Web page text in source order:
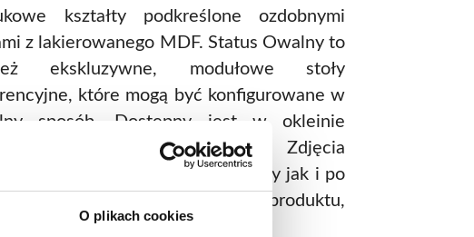
O plikach cookies
kształty podkreślone ozdobnymi
z lakierowanego MDF. Status Owalny to
ekskluzywne, modułowe stoły
które mogą być konfigurowane w
sposób. Dostępny jest w okleinie
oraz w melaminie. Zdjęcia
część oferty, po szczegóły jak i po
gamę prezentowanego produktu,
do kontaktu.